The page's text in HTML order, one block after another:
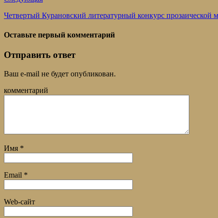
Четвертый Курановский литературный конкурс прозаической
Оставьте первый комментарий
Отправить ответ
Ваш e-mail не будет опубликован.
комментарий
Имя *
Email *
Web-сайт